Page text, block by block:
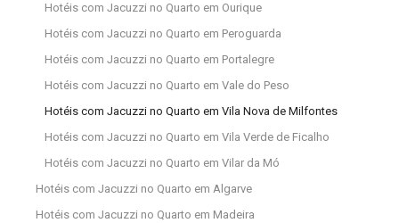
Hotéis com Jacuzzi no Quarto em Ourique
Hotéis com Jacuzzi no Quarto em Peroguarda
Hotéis com Jacuzzi no Quarto em Portalegre
Hotéis com Jacuzzi no Quarto em Vale do Peso
Hotéis com Jacuzzi no Quarto em Vila Nova de Milfontes
Hotéis com Jacuzzi no Quarto em Vila Verde de Ficalho
Hotéis com Jacuzzi no Quarto em Vilar da Mó
Hotéis com Jacuzzi no Quarto em Algarve
Hotéis com Jacuzzi no Quarto em Madeira